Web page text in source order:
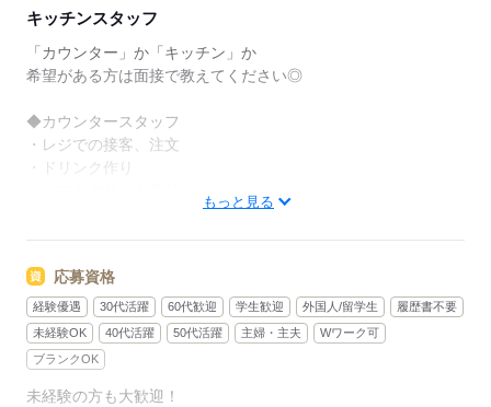
マクドナルドなら週1日からでもOK。
午前中に数時間でもOK。
日々の子どもとのふれあいタイム、
授業参観や運動会などの学校行事、
たくさんの予定も、余裕を持って
全店統一の分かりやすい
マニュアルを用意しています
￣￣￣￣￣￣￣￣￣￣￣￣￣￣
初めはオリエンテーションで
接客ルールなどをお勉強。
キッチンスタッフ
「カウンター」か「キッチン」か
希望がある方は面接で教えてください◎
◆カウンタースタッフ
・レジでの接客、注文
・ドリンク作り
・店内清掃
最初はカウンターでの注文受付から。
タッチパネル式のレジで
操作は商品を選んでタッチするだけ◎
◆キッチンでの調理
もっと見る
応募資格
経験優遇 30代活躍 60代歓迎 学生歓迎 外国人/留学生
履歴書不要
未経験OK
40代活躍 50代活躍 主婦・主夫
Wワーク可
ブランクOK
未経験の方も大歓迎！